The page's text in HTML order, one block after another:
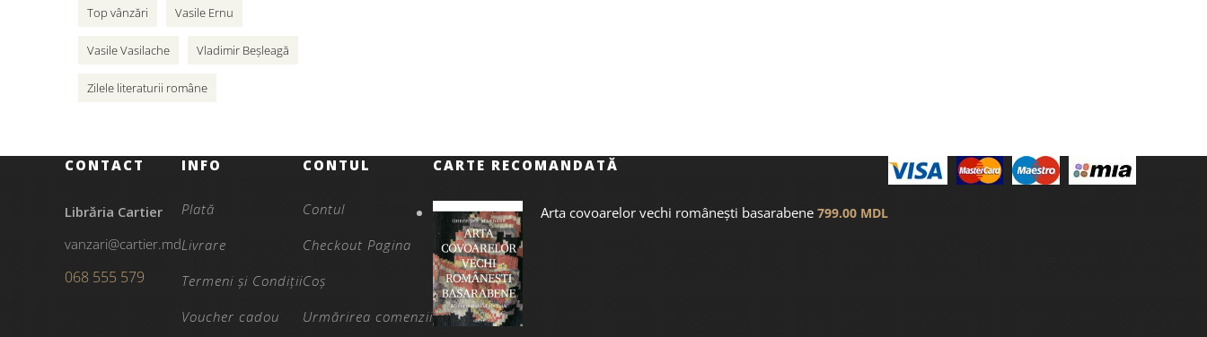
Top vânzări Vasile Ernu
Vasile Vasilache Vladimir Beșleagă
Zilele literaturii române
CONTACT
Librăria Cartier
vanzari@cartier.md
068 555 579
INFO
Plată
Livrare
Termeni și Condiții
Voucher cadou
CONTUL
Contul
Checkout Pagina
Coș
Urmărirea comenzii
CARTE RECOMANDATĂ
Arta covoarelor vechi românești basarabene 799.00 MDL